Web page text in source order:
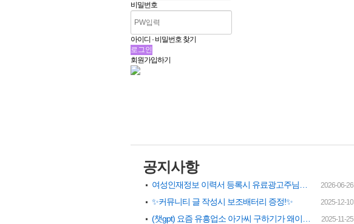
비밀번호
아이디 · 비밀번호 찾기
회원가입하기
공지사항
2026-06-26
✨커뮤니티 글 작성시 보조배터리 증정!✨ 2025-12-10
2025-11-25